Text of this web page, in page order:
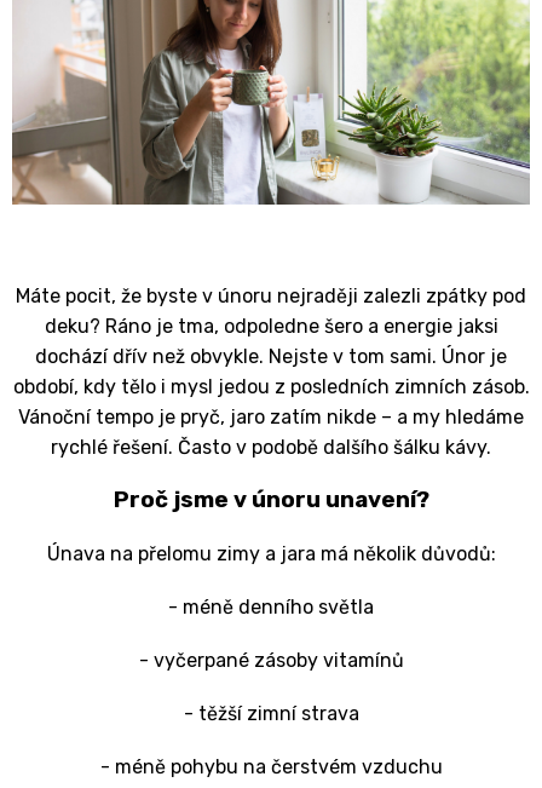
Máte pocit, že byste v únoru nejraději zalezli zpátky pod
deku? Ráno je tma, odpoledne šero a energie jaksi
dochází dřív než obvykle. Nejste v tom sami. Únor je
období, kdy tělo i mysl jedou z posledních zimních zásob.
Vánoční tempo je pryč, jaro zatím nikde – a my hledáme
rychlé řešení. Často v podobě dalšího šálku kávy.
Proč jsme v únoru unavení?
Únava na přelomu zimy a jara má několik důvodů:
- méně denního světla
- vyčerpané zásoby vitamínů
- těžší zimní strava
- méně pohybu na čerstvém vzduchu